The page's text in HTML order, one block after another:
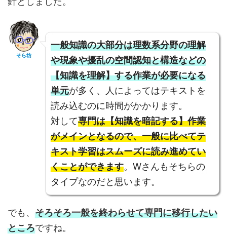
そら坊
一般知識の大部分は理数系分野の理解
や現象や擾乱の空間認知と構造などの
【知識を理解】する作業が必要になる
単元が多く、人によってはテキストを
読み込むのに時間がかかります。
対して専門は【知識を暗記する】作業
がメインとなるので、一般に比べてテ
キスト学習はスムーズに読み進めてい
くことができます。Wさんもそちらの
タイプなのだと思います。
でも、 そろそろ一般を終わらせて専門に移行したい
ところですね。